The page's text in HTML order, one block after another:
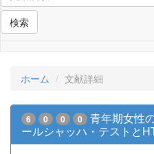
検索
ホーム 文献詳細
6 0 0 0
青年期女性
ールシャッハ・テストと